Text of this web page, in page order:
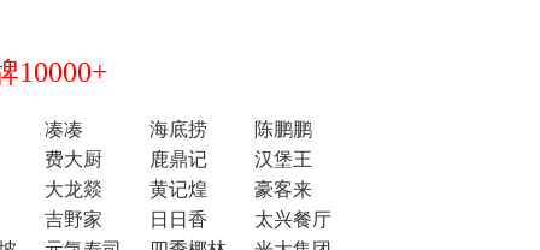
10000+
凑凑 海底捞
陈鹏鹏
费大厨
鹿鼎记
汉堡王
大龙燚
黄记煌
豪客来
吉野家
日日香
太兴餐厅